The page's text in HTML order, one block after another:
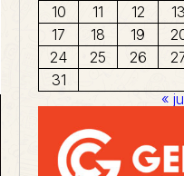
10
11 12 13
17
18 19
24
25 26
31
«